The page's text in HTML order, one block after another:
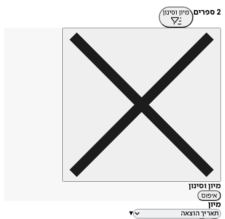
2 ספרים
מיון וסינון
מיון וסינון
איפוס
מיון
▾